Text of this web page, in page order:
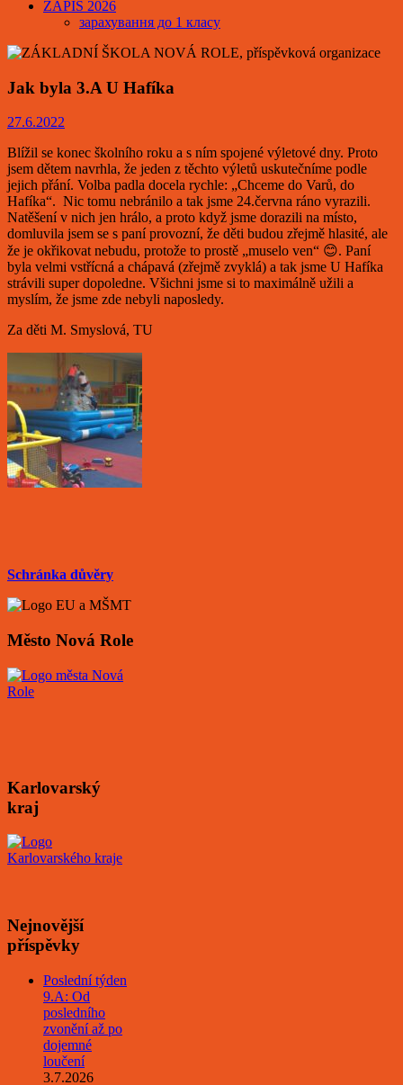
ZÁPIS 2026
зарахування до 1 класу
Jak byla 3.A U Hafíka
27.6.2022
Blížil se konec školního roku a s ním spojené výletové dny. Proto
jsem dětem navrhla, že jeden z těchto výletů uskutečníme podle
jejich přání. Volba padla docela rychle: „Chceme do Varů, do
Hafíka“. Nic tomu nebránilo a tak jsme 24.června ráno vyrazili.
Natěšení v nich jen hrálo, a proto když jsme dorazili na místo,
domluvila jsem se s paní provozní, že děti budou zřejmě hlasité, ale
že je okřikovat nebudu, protože to prostě „muselo ven“ 😊. Paní
byla velmi vstřícná a chápavá (zřejmě zvyklá) a tak jsme U Hafíka
strávili super dopoledne. Všichni jsme si to maximálně užili a
myslím, že jsme zde nebyli naposledy.
Za děti M. Smyslová, TU
Schránka důvěry
Město Nová Role
Karlovarský
kraj
Nejnovější
příspěvky
Poslední týden
9.A: Od
posledního
zvonění až po
dojemné
loučení
3.7.2026